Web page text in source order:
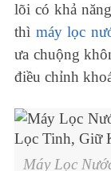
lõi có khả
thì máy lọc
ưa chuộng
điều chỉnh
Máy Lọc